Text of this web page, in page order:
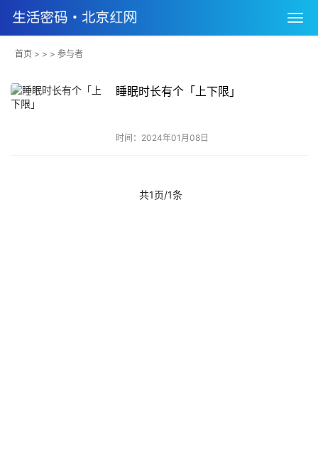
首页 > > > 参与者
睡眠时长有个「上下限」
时间：2024年01月08日
共1页/1条